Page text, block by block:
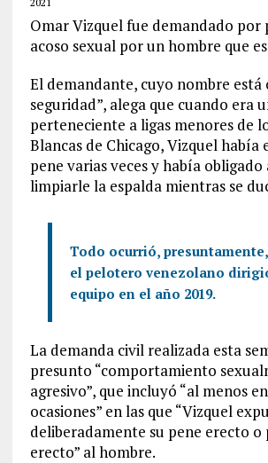
Omar Vizquel fue demandado por
acoso sexual por un hombre que
El demandante, cuyo nombre
seguridad”, alega que cuando era
perteneciente a ligas menores de
Blancas de Chicago, Vizquel había
pene varias veces y había
limpiarle la espalda mientras se
Todo ocurrió,
el pelotero venezolano
equipo en el año 2019.
La demanda civil realizada esta
presunto “comportamiento
agresivo”, que incluyó “al menos
ocasiones” en las que “Vizquel
deliberadamente su pene erecto
erecto” al hombre.